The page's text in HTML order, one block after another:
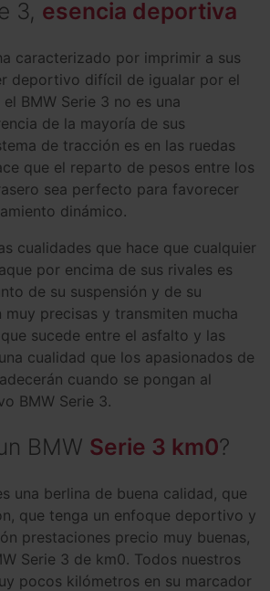
3, esencia deportiva
caracterizado por imprimir a sus
deportivo difícil de igualar por el
BMW Serie 3 no es una
de la mayoría de sus
de tracción es en las ruedas
que el reparto de pesos entre los
sea perfecto para favorecer
dinámico.
cualidades que hace que cualquier
por encima de sus rivales es
de su suspensión y de su
muy precisas y transmiten mucha
sucede entre el asfalto y las
cualidad que los apasionados de
cuando se pongan al
BMW Serie 3.
BMW Serie 3 km0?
una berlina de buena calidad, que
que tenga un enfoque deportivo y
prestaciones precio muy buenas,
Serie 3 de km0. Todos nuestros
pocos kilómetros en su marcador